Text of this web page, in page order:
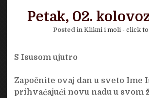
Petak, 02.
Posted in Klikni i moli - click
S Isusom ujutro
Započnite ovaj dan u sveto Ime
prihvaćajući novu nadu u svom